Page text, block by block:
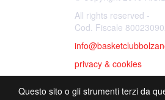
All rights reserved -
Cod. Fiscale
privacy & cookies
Questo sito o gli strumenti terzi da